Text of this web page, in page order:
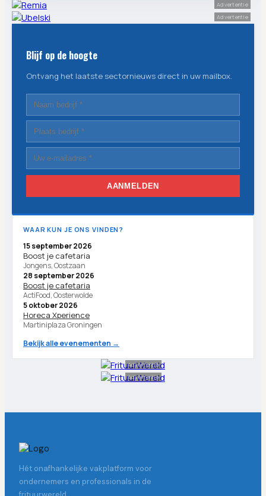
Advertentie
Advertentie
Blijf op de hoogte
Ontvang het laatste sectornieuws direct in uw mailbox.
AANMELDEN
WAAR KUN JE ONS VINDEN?
15 september 2026
Boost je cafetaria
Jongens, Oostzaan
28 september 2026
Boost je cafetaria
ActiFood, Oosterwolde
5 oktober 2026
Horeca Xperience
Martiniplaza Groningen
Bekijk alle evenementen →
Advertentie
Advertentie
Hét onafhankelijke vakplatform voor
ondernemers en professionals in de